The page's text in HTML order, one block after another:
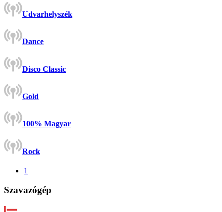
Udvarhelyszék
Dance
Disco Classic
Gold
100% Magyar
Rock
1
Szavazógép